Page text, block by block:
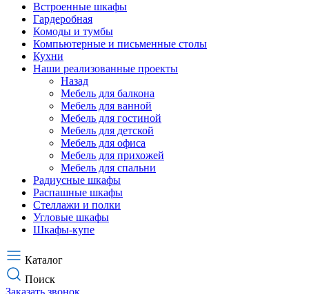
Встроенные шкафы
Гардеробная
Комоды и тумбы
Компьютерные и письменные столы
Кухни
Наши реализованные проекты
Назад
Мебель для балкона
Мебель для ванной
Мебель для гостиной
Мебель для детской
Мебель для офиса
Мебель для прихожей
Мебель для спальни
Радиусные шкафы
Распашные шкафы
Стеллажи и полки
Угловые шкафы
Шкафы-купе
Каталог
Поиск
Заказать звонок